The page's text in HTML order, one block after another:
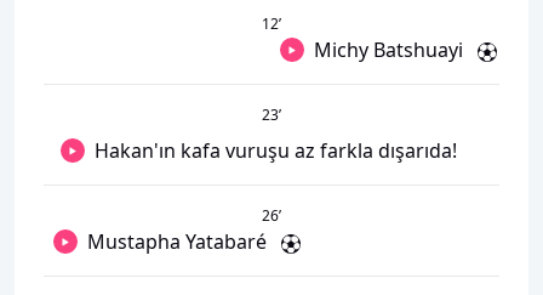
12’
Michy Batshuayi
23’
Hakan'ın kafa vuruşu az farkla dışarıda!
26’
Mustapha Yatabaré